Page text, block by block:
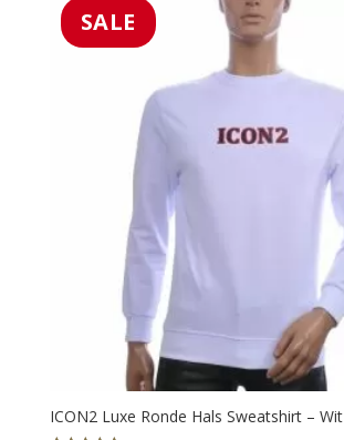
€29.99.€19.99.
SALE
ICON2 Luxe Ronde Hals Sweatshirt – Wit